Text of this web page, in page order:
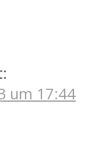
um 17:44